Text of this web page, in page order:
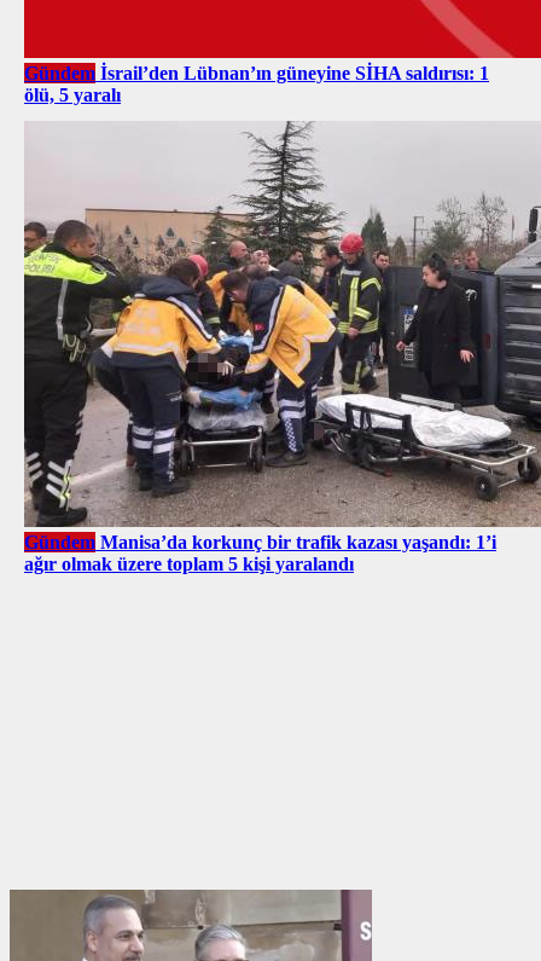
Gündem İsrail’den Lübnan’ın güneyine SİHA saldırısı: 1
ölü, 5 yaralı
Gündem Manisa’da korkunç bir trafik kazası yaşandı: 1’i
ağır olmak üzere toplam 5 kişi yaralandı